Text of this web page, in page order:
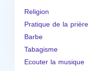
Religion
Pratique de la prière
Barbe
Tabagisme
Ecouter la musique